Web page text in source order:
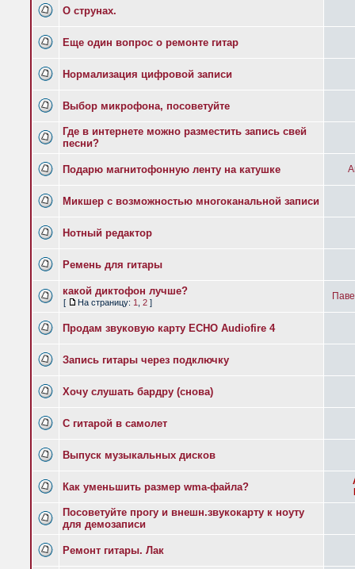
О струнах.
Еще один вопрос о ремонте гитар
Нормализация цифровой записи
Выбор микрофона, посоветуйте
Где в интернете можно разместить запись свей
песни?
Подарю магнитофонную ленту на катушке
Микшер с возможностью многоканальной записи
Нотный редактор
Ремень для гитары
какой диктофон лучше?
[ На страницу: 1 2 ]
Продам звуковую карту ECHO Audiofire 4
Запись гитары через подключку
Хочу слушать бардру (снова)
С гитарой в самолет
Выпуск музыкальных дисков
Как уменьшить размер wma-файла?
Посоветуйте прогу и внешн.звукокарту к ноуту
для демозаписи
Ремонт гитары. Лак